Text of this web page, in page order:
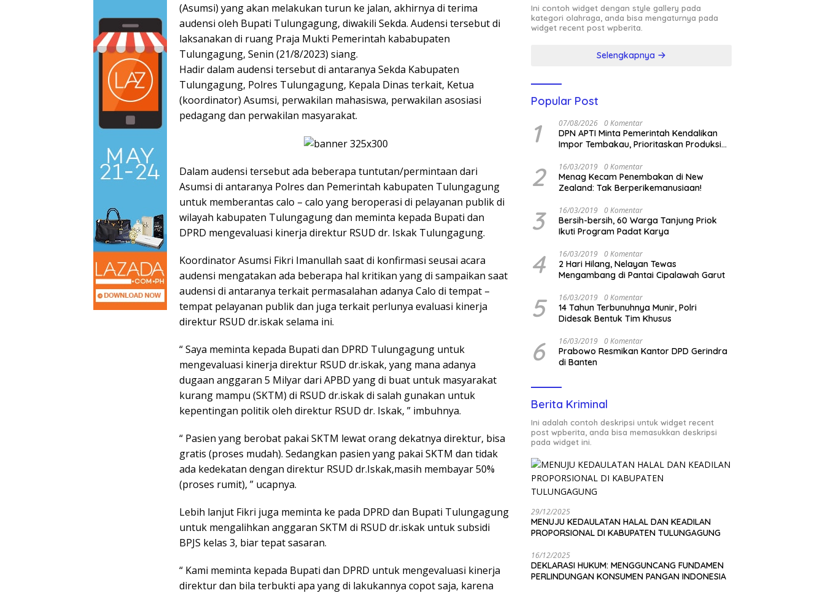
(Asumsi) yang akan melakukan turun ke jalan, akhirnya di terima
audensi oleh Bupati Tulungagung, diwakili Sekda. Audensi tersebut di
laksanakan di ruang Praja Mukti Pemerintah kababupaten
Tulungagung, Senin (21/8/2023) siang.
Hadir dalam audensi tersebut di antaranya Sekda Kabupaten
Tulungagung, Polres Tulungagung, Kepala Dinas terkait, Ketua
(koordinator) Asumsi, perwakilan mahasiswa, perwakilan asosiasi
pedagang dan perwakilan masyarakat.
Dalam audensi tersebut ada beberapa tuntutan/permintaan dari
Asumsi di antaranya Polres dan Pemerintah kabupaten Tulungagung
untuk memberantas calo – calo yang beroperasi di pelayanan publik di
wilayah kabupaten Tulungagung dan meminta kepada Bupati dan
DPRD mengevaluasi kinerja direktur RSUD dr. Iskak Tulungagung.
Koordinator Asumsi Fikri Imanullah saat di konfirmasi seusai acara
audensi mengatakan ada beberapa hal kritikan yang di sampaikan saat
audensi di antaranya terkait permasalahan adanya Calo di tempat –
tempat pelayanan publik dan juga terkait perlunya evaluasi kinerja
direktur RSUD dr.iskak selama ini.
“ Saya meminta kepada Bupati dan DPRD Tulungagung untuk
mengevaluasi kinerja direktur RSUD dr.iskak, yang mana adanya
dugaan anggaran 5 Milyar dari APBD yang di buat untuk masyarakat
kurang mampu (SKTM) di RSUD dr.iskak di salah gunakan untuk
kepentingan politik oleh direktur RSUD dr. Iskak, ” imbuhnya.
“ Pasien yang berobat pakai SKTM lewat orang dekatnya direktur, bisa
gratis (proses mudah). Sedangkan pasien yang pakai SKTM dan tidak
ada kedekatan dengan direktur RSUD dr.Iskak,masih membayar 50%
(proses rumit), ” ucapnya.
Lebih lanjut Fikri juga meminta ke pada DPRD dan Bupati Tulungagung
untuk mengalihkan anggaran SKTM di RSUD dr.iskak untuk subsidi
BPJS kelas 3, biar tepat sasaran.
“ Kami meminta kepada Bupati dan DPRD untuk mengevaluasi kinerja
direktur dan bila terbukti apa yang di lakukannya copot saja, karena
Ini contoh widget dengan style gallery pada
kategori olahraga, anda bisa mengaturnya pada
widget recent post wpberita.
Selengkapnya
Popular Post
1 07/08/2026 0 Komentar
DPN APTI Minta Pemerintah Kendalikan
Impor Tembakau, Prioritaskan Produksi
2 16/03/2019 0 Komentar
Menag Kecam Penembakan di New
Zealand: Tak Berperikemanusiaan!
3 16/03/2019 0 Komentar
Bersih-bersih, 60 Warga Tanjung Priok
Ikuti Program Padat Karya
4 16/03/2019 0 Komentar
2 Hari Hilang, Nelayan Tewas
Mengambang di Pantai Cipalawah Garut
5 16/03/2019 0 Komentar
14 Tahun Terbunuhnya Munir, Polri
Didesak Bentuk Tim Khusus
6 16/03/2019 0 Komentar
Prabowo Resmikan Kantor DPD Gerindra
di Banten
Berita Kriminal
Ini adalah contoh deskripsi untuk widget recent
post wpberita, anda bisa memasukkan deskripsi
pada widget ini.
29/12/2025
MENUJU KEDAULATAN HALAL DAN KEADILAN
PROPORSIONAL DI KABUPATEN TULUNGAGUNG
16/12/2025
DEKLARASI HUKUM: MENGGUNCANG FUNDAMEN
PERLINDUNGAN KONSUMEN PANGAN INDONESIA